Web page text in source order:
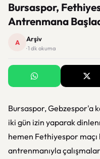
Bursaspor,
Antrenmana
A Arşiv
· 1 dk okuma
Bursaspor, Gebzespor'a
iki gün izin yaparak
hemen Fethiyespor maçı
antrenmanıyla